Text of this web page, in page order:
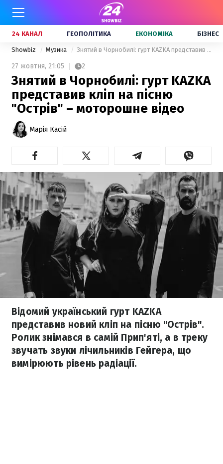
24 КАНАЛ ГЕОПОЛІТИКА ЕКОНОМІКА БІЗНЕС
Showbiz Музика Знятий в Чорнобилі: гурт KAZKA представив кліп на пісню "Острів" – моторошне відео
27 жовтня, 21:05 2
Знятий в Чорнобилі: гурт KAZKA
представив кліп на пісню
"Острів" – моторошне відео
Марія Касій
Відомий український гурт KAZKA
представив новий кліп на пісню "Острів".
Ролик знімався в самій Прип'яті, а в треку
звучать звуки лічильників Гейгера, що
вимірюють рівень радіації.